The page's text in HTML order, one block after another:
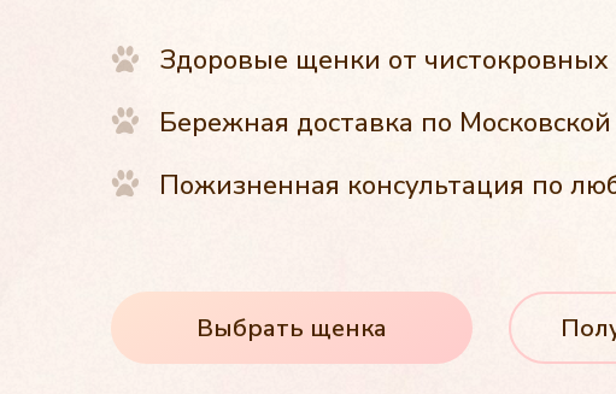
Выбрать щенка
Здоровые щенки от чистокровных
Бережная доставка по Московской
Пожизненная консультация по